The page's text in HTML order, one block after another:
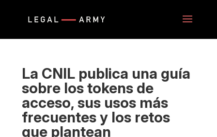
La CNIL publica una guía
sobre los tokens de
acceso, sus usos más
frecuentes y los retos
que plantean